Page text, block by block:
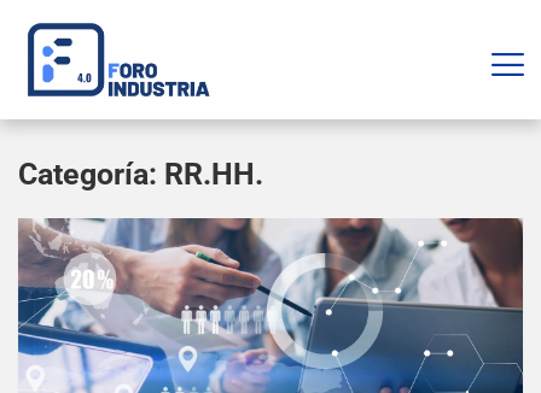
Categoría: RR.HH.